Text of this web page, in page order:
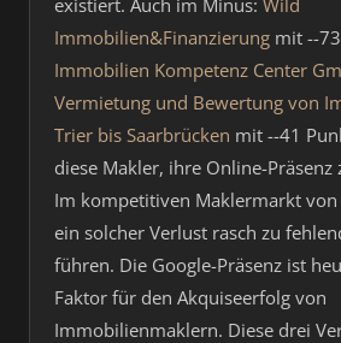
existiert. Auch im Minus: Wild
Immobilien&Finanzierung mit --
Immobilien Kompetenz Center
Vermietung und Bewertung von
Trier bis Saarbrücken mit --41
diese Makler, ihre Online-Präsenz
Im kompetitiven Maklermarkt von
ein solcher Verlust rasch zu
führen. Die Google-Präsenz ist
Faktor für den Akquiseerfolg von
Immobilienmaklern. Diese drei